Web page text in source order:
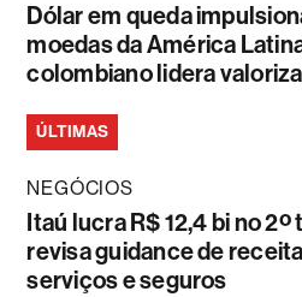
Dólar em queda
moedas da América
colombiano lidera
ÚLTIMAS
NEGÓCIOS
Itaú lucra R$ 12,4 bi no 2º
revisa guidance de
serviços e seguros